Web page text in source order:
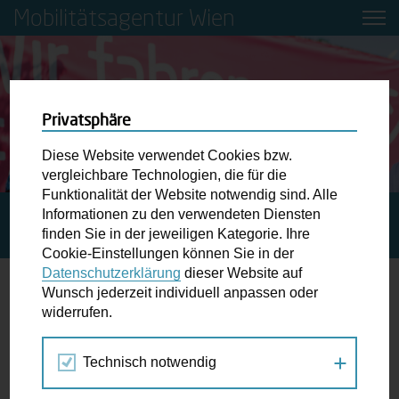
Mobilitätsagentur Wien
STARTSEITE PRIVAT: BILDUNG ALT
KOSTENLOSE
RADFAHRKURSE FÜR VOLKSSCHULE & SEKUNDARSTUFE I
Kostenlose Radfahrkurse für
Volksschule & Sekundarstufe I
Privatsphäre
Diese Website verwendet Cookies bzw.
vergleichbare Technologien, die für die
Funktionalität der Website notwendig sind. Alle
Informationen zu den verwendeten Diensten
finden Sie in der jeweiligen Kategorie. Ihre
Cookie-Einstellungen können Sie in der
Datenschutzerklärung dieser Website auf
Wunsch jederzeit individuell anpassen oder
widerrufen.
Technisch notwendig